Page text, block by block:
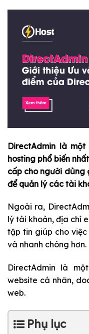
DirectAdmin là
hosting phổ biến
cấp cho người dùng
để quản lý các tài
Ngoài ra,
lý tài khoản, địa chỉ
tập tin giúp cho
và nhanh chóng hơn.
DirectAdmin là
website cá nhân,
web.
Phụ lục